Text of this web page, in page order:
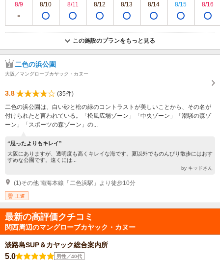
8/9
8/10 8/11 8/12 8/13 8/14 8/15 8/16
この施設のプランをもっと見る
二色の浜公園
大阪／マングローブカヤック・カヌー
3.8
(35件)
二色の浜公園は、白い砂と松の緑のコントラストが美しいことから、その名が
付けられたと言われている。「松風広場ゾーン」「中央ゾーン」「潮騒の森ゾ
ーン」「スポーツの森ゾーン」の...
“思ったよりもキレイ”
大阪にありますが、透明度も高くキレイな海です。夏以外でものんびり散歩にはおす
すめな公園です。遠くには...
by キッドさん
(1)その他 南海本線「二色浜駅」より徒歩10分
王道
最新の高評価クチコミ
関西周辺のマングローブカヤック・カヌー
淡路島SUP＆カヤック総合案内所
5.0 男性／40代